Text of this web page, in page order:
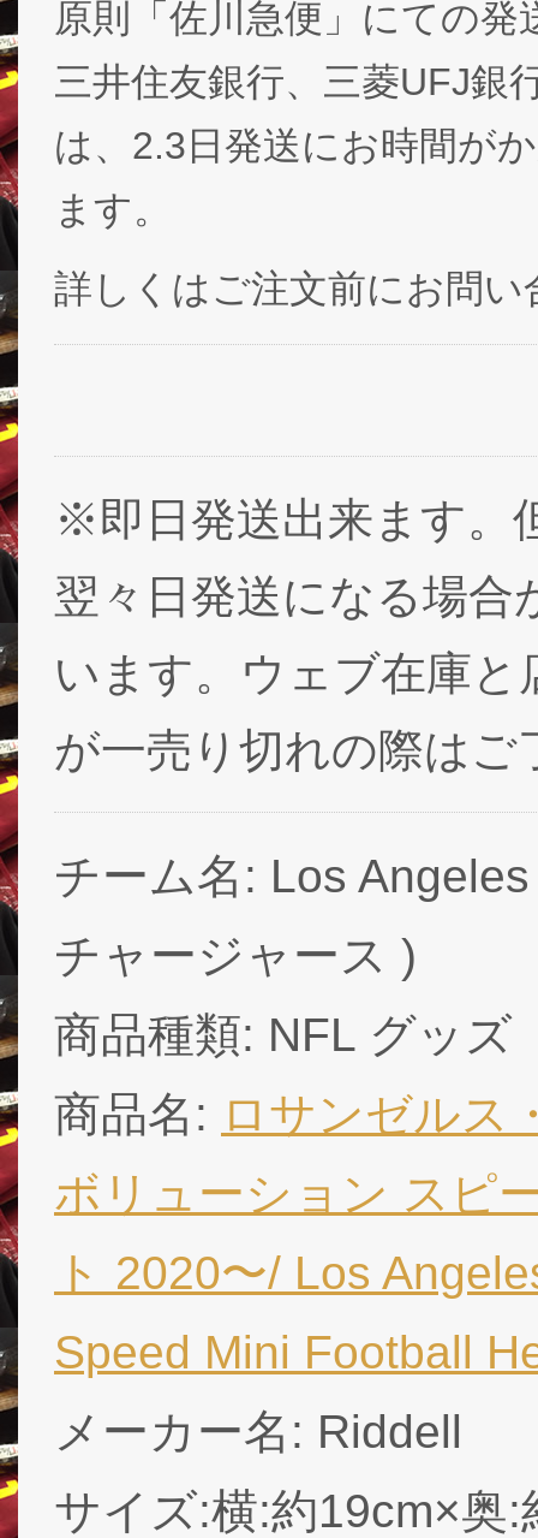
原則「佐川急便」にての発
三井住友銀行、三菱UFJ銀
は、2.3日発送にお時間が
ます。
詳しくはご注文前にお問い
※即日発送出来ます。
翌々日発送になる場
います。ウェブ在庫
が一売り切れの際はご
チーム名: Los
チャージャース )
商品種類: NFL グッズ
商品名: ロサンゼルス
ボリューション スピ
ト 2020〜/ Los
Speed Mini Football
メーカー名: Riddell
サイズ:横:約19cm×奥